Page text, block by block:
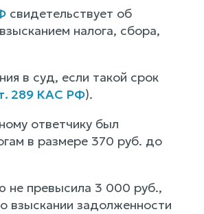
свидетельствует об
налога, сбора,
в суд, если такой срок
289 КАС РФ).
ответчику был
в размере 370 руб. до
не превысила 3 000 руб.,
взыскании задолженности